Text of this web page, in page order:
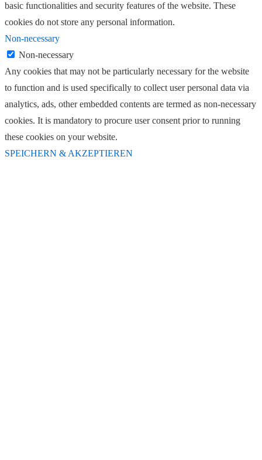
basic functionalities and security features of the website. These
cookies do not store any personal information.
Non-necessary
Non-necessary
Any cookies that may not be particularly necessary for the website
to function and is used specifically to collect user personal data via
analytics, ads, other embedded contents are termed as non-necessary
cookies. It is mandatory to procure user consent prior to running
these cookies on your website.
SPEICHERN & AKZEPTIEREN